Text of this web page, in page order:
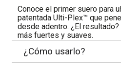
Conoce el primer suero para
patentada Ulti-Plex™ que
desde adentro. ¿El
más fuertes y suaves.
¿Cómo usarlo?